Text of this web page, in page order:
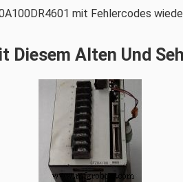
mit Fehlercodes
Diesem Alten Und